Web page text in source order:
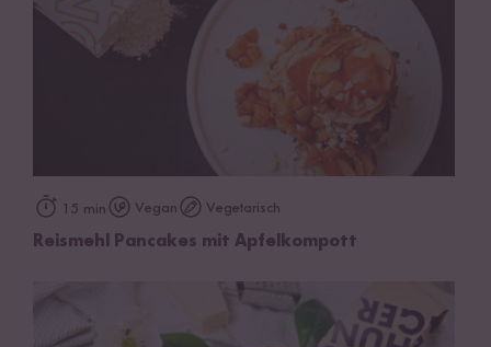
15 min Vegan Vegetarisch
Reismehl Pancakes mit Apfelkompott